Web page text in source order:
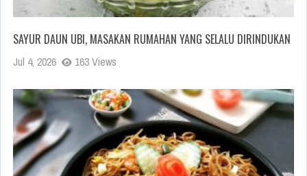
SAYUR DAUN UBI, MASAKAN RUMAHAN YANG SELALU DIRINDUKAN
Jul 4, 2026 163 Views